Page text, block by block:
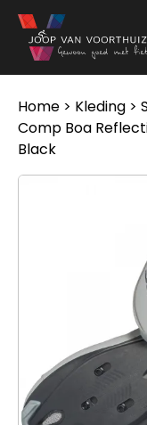
Ga naar de inhoud
Home > Kleding >
Comp Boa
Black